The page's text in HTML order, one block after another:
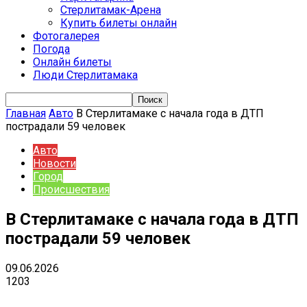
Стерлитамак-Арена
Купить билеты онлайн
Фотогалерея
Погода
Онлайн билеты
Люди Стерлитамака
Главная Авто В Стерлитамаке с начала года в ДТП
пострадали 59 человек
Авто
Новости
Город
Происшествия
В Стерлитамаке с начала года в ДТП
пострадали 59 человек
09.06.2026
1203